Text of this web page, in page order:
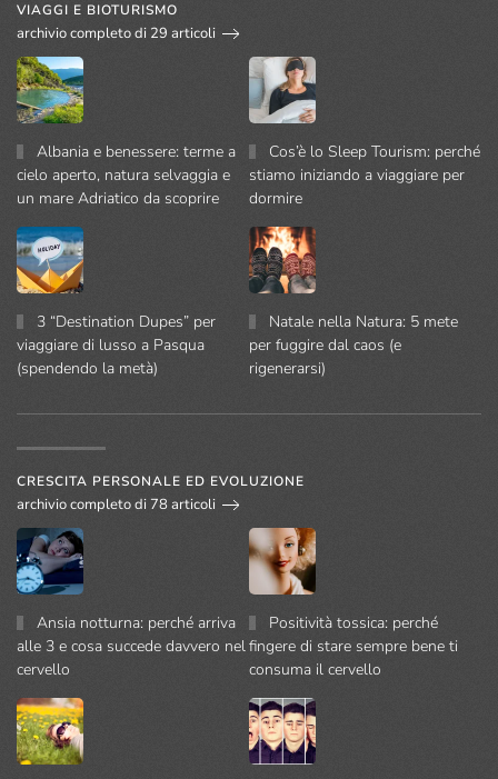
VIAGGI E BIOTURISMO
archivio completo di 29 articoli
Albania e benessere: terme a
cielo aperto, natura selvaggia e
un mare Adriatico da scoprire
Cos’è lo Sleep Tourism: perché
stiamo iniziando a viaggiare per
dormire
3 “Destination Dupes” per
viaggiare di lusso a Pasqua
(spendendo la metà)
Natale nella Natura: 5 mete
per fuggire dal caos (e
rigenerarsi)
CRESCITA PERSONALE ED EVOLUZIONE
archivio completo di 78 articoli
Ansia notturna: perché arriva
alle 3 e cosa succede davvero nel
cervello
Positività tossica: perché
fingere di stare sempre bene ti
consuma il cervello